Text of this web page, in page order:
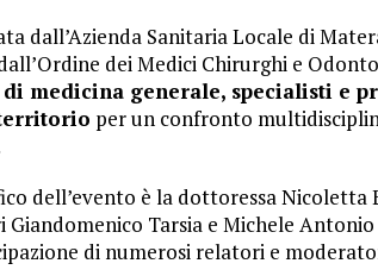
dall’Azienda Sanitaria Locale di
dei Medici Chirurghi e
medicina generale, specialisti e
per un confronto
dell’evento è la dottoressa
Tarsia e Michele
di numerosi relatori e